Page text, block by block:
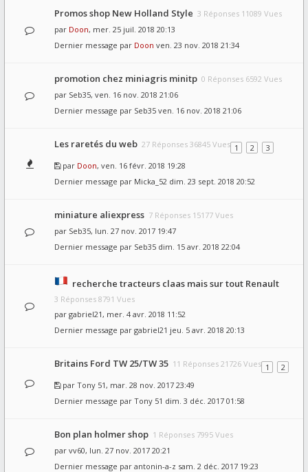
Promos shop New Holland Style 3 Réponses 11089 Vues
par Doon, mer. 25 juil. 2018 20:13
Dernier message par Doon ven. 23 nov. 2018 21:34
promotion chez miniagris minitp 0 Réponses 6592 Vues
par Seb35, ven. 16 nov. 2018 21:06
Dernier message par Seb35 ven. 16 nov. 2018 21:06
Les raretés du web 27 Réponses 36845 Vues 1 2
3
par Doon, ven. 16 févr. 2018 19:28
Dernier message par Micka_52 dim. 23 sept. 2018 20:52
miniature aliexpress 7 Réponses 15177 Vues
par Seb35, lun. 27 nov. 2017 19:47
Dernier message par Seb35 dim. 15 avr. 2018 22:04
recherche tracteurs claas mais sur tout Renault
3 Réponses 8791 Vues
par gabriel21, mer. 4 avr. 2018 11:52
Dernier message par gabriel21 jeu. 5 avr. 2018 20:13
Britains Ford TW 25/TW 35 11 Réponses 21726 Vues 1
2
par Tony 51, mar. 28 nov. 2017 23:49
Dernier message par Tony 51 dim. 3 déc. 2017 01:58
Bon plan holmer shop 1 Réponses 7995 Vues
par vv60, lun. 27 nov. 2017 20:21
Dernier message par antonin-a-z sam. 2 déc. 2017 19:23